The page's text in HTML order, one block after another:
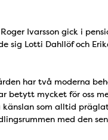
Ivarsson gick i
sig Lotti Dahllöf och
har två moderna
betytt mycket för oss
som alltid
med den